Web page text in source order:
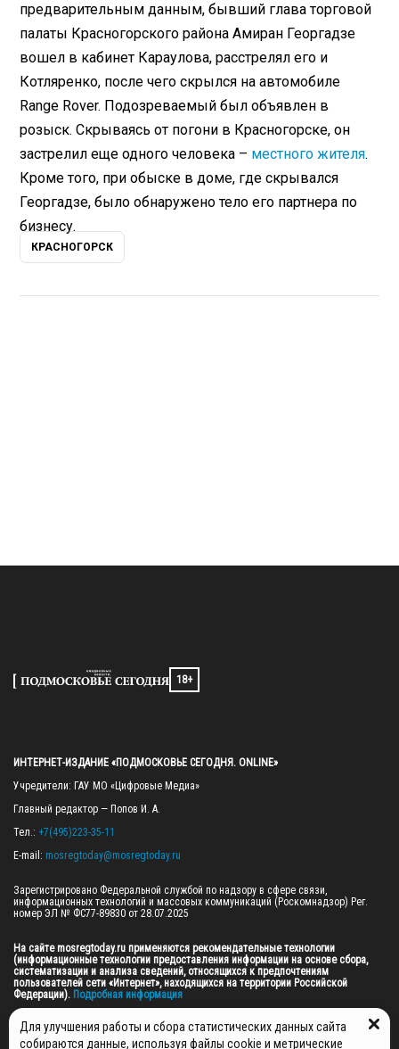
предварительным данным, бывший глава торговой
палаты Красногорского района Амиран Георгадзе
вошел в кабинет Караулова, расстрелял его и
Котляренко, после чего скрылся на автомобиле
Range Rover. Подозреваемый был объявлен в
розыск. Скрываясь от погони в Красногорске, он
застрелил еще одного человека – местного жителя.
Кроме того, при обыске в доме, где скрывался
Георгадзе, было обнаружено тело его партнера по
бизнесу.
КРАСНОГОРСК
18+
ИНТЕРНЕТ-ИЗДАНИЕ «ПОДМОСКОВЬЕ СЕГОДНЯ. ONLINE»
Учредители: ГАУ МО «Цифровые Медиа»
Главный редактор — Попов И. А.
Тел.: +7(495)223-35-11
E-mail: mosregtoday@mosregtoday.ru
Зарегистрировано Федеральной службой по надзору в сфере связи,
информационных технологий и массовых коммуникаций (Роскомнадзор) Рег.
номер ЭЛ № ФС77-89830 от 28.07.2025
На сайте mosregtoday.ru применяются рекомендательные технологии
(информационные технологии предоставления информации на основе сбора,
систематизации и анализа сведений, относящихся к предпочтениям
пользователей сети «Интернет», находящихся на территории Российской
Федерации). Подробная информация
© 2026 ПРАВА НА ВСЕ МАТЕРИАЛЫ САЙТА ПРИНАДЛЕЖАТ ГАУ МО "ЦИФРОВЫЕ
МЕДИА" (ОГРН: 1255000059467).
Для улучшения работы и сбора статистических данных сайта
собираются данные, используя файлы cookie и метрические